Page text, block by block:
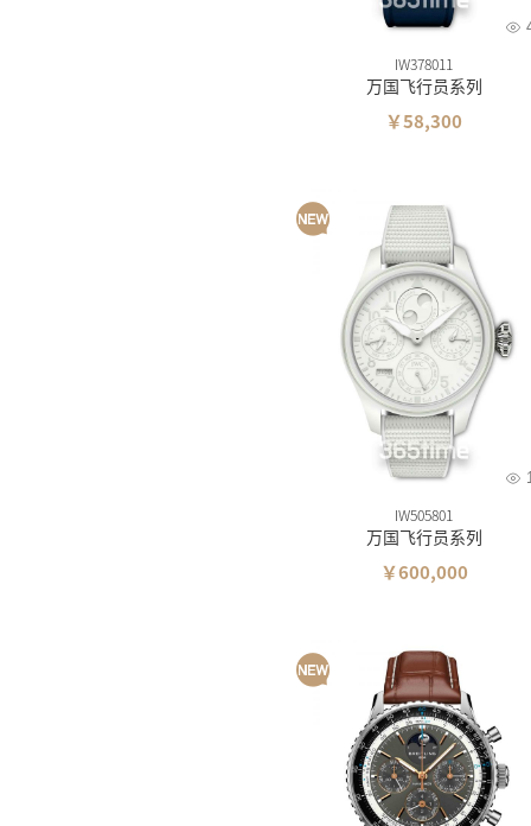
IW378011
万国飞行员系列
￥58,300
IW505801
万国飞行员系列
￥600,000